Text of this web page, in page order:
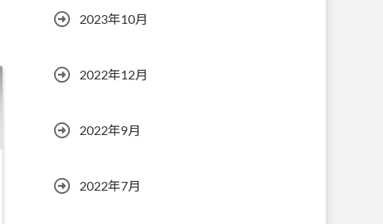
2023年10月
2022年12月
2022年9月
2022年7月